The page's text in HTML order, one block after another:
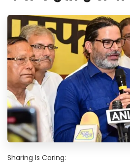
Sharing Is Caring: